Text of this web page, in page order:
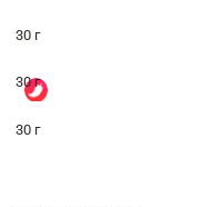
30 г
30 г
30 г